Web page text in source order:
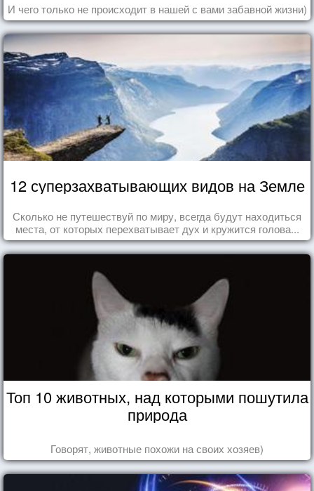
И чего только не происходит в нашей с вами забавной жизни)
12 суперзахватывающих видов на Земле
Сколько не путешествуй по миру, всегда будут находиться
места, от которых перехватывает дух и кружится голова...
Топ 10 животных, над которыми пошутила
природа
Говорят, животные похожи на своих хозяев)